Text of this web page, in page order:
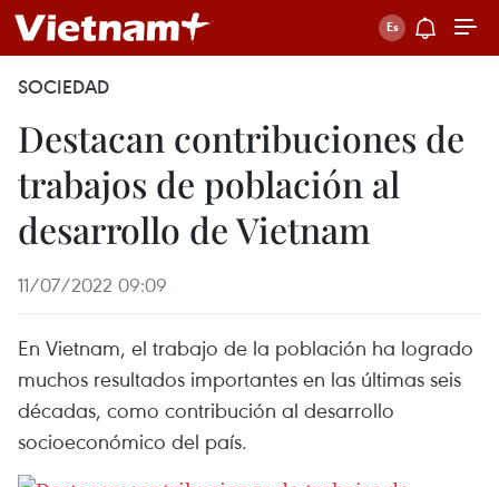
SOCIEDAD
Destacan contribuciones de
trabajos de población al
desarrollo de Vietnam
11/07/2022 09:09
En Vietnam, el trabajo de la población ha logrado
muchos resultados importantes en las últimas seis
décadas, como contribución al desarrollo
socioeconómico del país.